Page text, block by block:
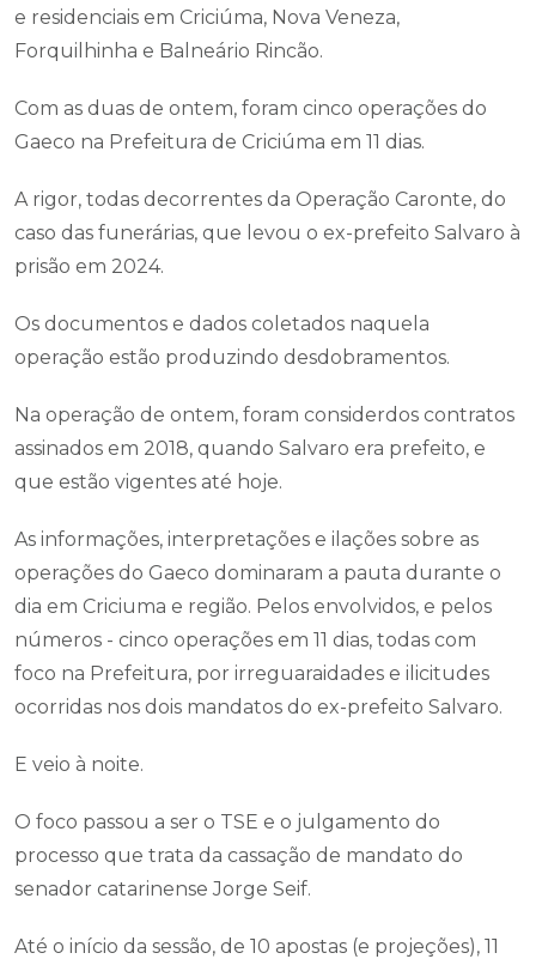
e residenciais em Criciúma, Nova Veneza,
Forquilhinha e Balneário Rincão.
Com as duas de ontem, foram cinco operações do
Gaeco na Prefeitura de Criciúma em 11 dias.
A rigor, todas decorrentes da Operação Caronte, do
caso das funerárias, que levou o ex-prefeito Salvaro à
prisão em 2024.
Os documentos e dados coletados naquela
operação estão produzindo desdobramentos.
Na operação de ontem, foram considerdos contratos
assinados em 2018, quando Salvaro era prefeito, e
que estão vigentes até hoje.
As informações, interpretações e ilações sobre as
operações do Gaeco dominaram a pauta durante o
dia em Criciuma e região. Pelos envolvidos, e pelos
números - cinco operações em 11 dias, todas com
foco na Prefeitura, por irreguaraidades e ilicitudes
ocorridas nos dois mandatos do ex-prefeito Salvaro.
E veio à noite.
O foco passou a ser o TSE e o julgamento do
processo que trata da cassação de mandato do
senador catarinense Jorge Seif.
Até o início da sessão, de 10 apostas (e projeções), 11